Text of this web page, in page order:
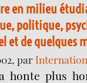
en milieu
politique,
et de quelques
par
honte plus